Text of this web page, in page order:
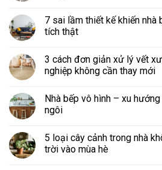
7 sai lầm thiết kế khiến nhà
tích thật
3 cách đơn giản xử lý vết
nghiệp không cần thay mới
Nhà bếp vô hình – xu
ngôi
5 loại cây cảnh trong nhà
trời vào mùa hè